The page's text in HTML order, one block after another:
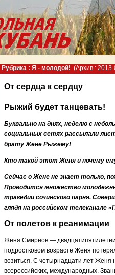
Рубрика : Я - молодой! (Архив :
От сердца к сердцу
Рыжий будет танцевать!
Буквально на днях, неделю с
социальных сетях рассылали
брату Жене Рыжему!
Кто такой этот Женя и почему
Сейчас о Жене не знает только,
Проводится множество
трагедии сочинского парня.
глядя на российском телеканале
От полетов к реанимации
Женя Смирнов —
подростковом возрасте Женя
возиться. С четырнадцати лет Женя
всероссийских, международных.